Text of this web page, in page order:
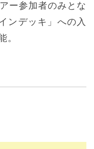
ー参加者のみとな
ンデッキ」への入
。